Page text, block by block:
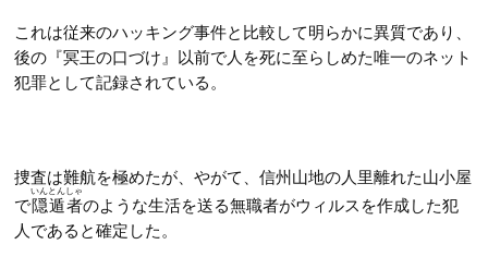
第18話
第19話
第22話
第39話
第40話
第69話 NEW
これは従来のハッキング事件と比較して明らかに異質であり、
後の『冥王の口づけ』以前で人を死に至らしめた唯一のネット
犯罪として記録されている。
捜査は難航を極めたが、やがて、信州山地の人里離れた山小屋
で隠遁者
いんとんしゃ
のような生活を送る無職者がウィルスを作成した犯
人であると確定した。